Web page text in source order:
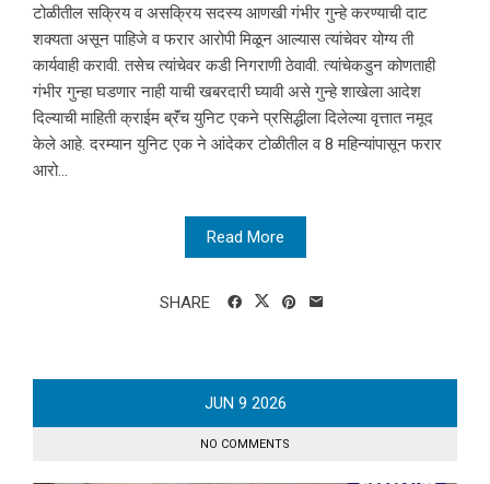
टोळीतील सक्रिय व असक्रिय सदस्य आणखी गंभीर गुन्हे करण्याची दाट
शक्यता असून पाहिजे व फरार आरोपी मिळून आल्यास त्यांचेवर योग्य ती
कार्यवाही करावी. तसेच त्यांचेवर कडी निगराणी ठेवावी. त्यांचेकडुन कोणताही
गंभीर गुन्हा घडणार नाही याची खबरदारी घ्यावी असे गुन्हे शाखेला आदेश
दिल्याची माहिती क्राईम ब्रॅंच युनिट एकने प्रसिद्धीला दिलेल्या वृत्तात नमूद
केले आहे. दरम्यान युनिट एक ने आंदेकर टोळीतील व 8 महिन्यांपासून फरार
आरो...
Read More
SHARE
JUN 9 2026
NO COMMENTS